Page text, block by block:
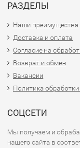
РАЗДЕЛЫ
Наши преимущества
Доставка и оплата
Согласие на
Возврат и обмен
Вакансии
Политика
СОЦСЕТИ
Мы получаем и
нашего сайта в